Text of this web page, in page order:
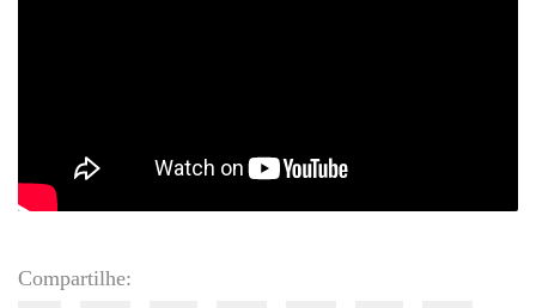
Compartilhe: